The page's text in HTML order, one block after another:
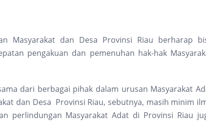
Masyarakat dan Desa Provinsi Riau berharap
pengakuan dan pemenuhan hak-hak
dari berbagai pihak dalam urusan Masyarakat
dan Desa Provinsi Riau, sebutnya, masih minim
perlindungan Masyarakat Adat di Provinsi Riau